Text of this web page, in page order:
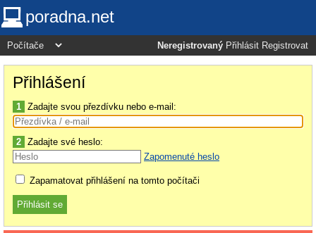
poradna.net
Neregistrovaný Přihlásit Registrovat
Přihlášení
1 Zadajte svou přezdívku nebo e-mail:
2 Zadajte své heslo:
Zapomenuté heslo
Zapamatovat přihlášení na tomto počítači